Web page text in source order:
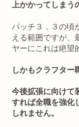
上かかってしまう
パッチ３．３の頃
える範囲ですが、
ヤーにこれは絶望
しかもクラフター
今後拡張に向けて
すれば全職を強化
しれません。